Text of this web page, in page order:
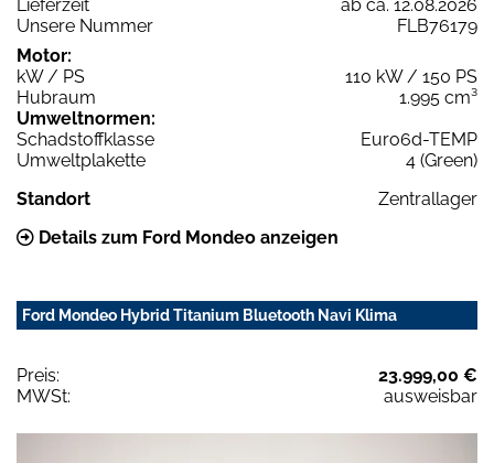
Lieferzeit
ab ca. 12.08.2026
Unsere Nummer
FLB76179
Motor:
kW / PS
110 kW / 150 PS
Hubraum
1.995 cm³
Umweltnormen:
Schadstoffklasse
Euro6d-TEMP
Umweltplakette
4 (Green)
Standort
Zentrallager
Details zum Ford Mondeo anzeigen
Ford Mondeo Hybrid Titanium Bluetooth Navi Klima
Preis:
23.999,00 €
MWSt:
ausweisbar